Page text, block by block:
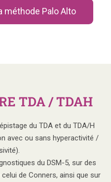
méthode Palo Alto
TDA / TDAH
du TDA et du TDA/H
avec ou sans hyperactivité /
du DSM-5, sur des
de Conners, ainsi que sur